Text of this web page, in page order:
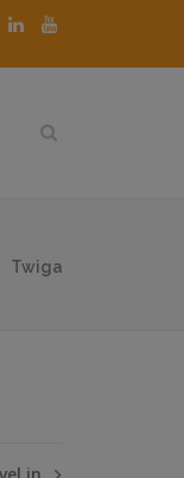
Twiga
in